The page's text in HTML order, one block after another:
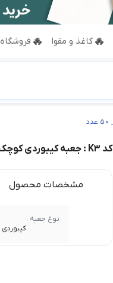
کاغذ و مقوا فروشگاه
کد K3 : جعبه کیبوردی کوچک _ 50 عدد
مشخصات محصول
نوع جعبه :
کیبوردی